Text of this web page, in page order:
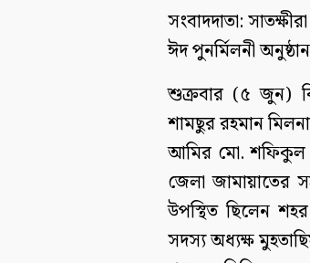
সংবাদদাতা:
ঈদ পুনর্মিলনী
শুক্রবার (৫ জুন)
শামছুর রহমান
আমির মো. শফিকুল
জেলা জামায়াতের
উপস্থিত ছিলেন
সদস্য অধ্যক্ষ